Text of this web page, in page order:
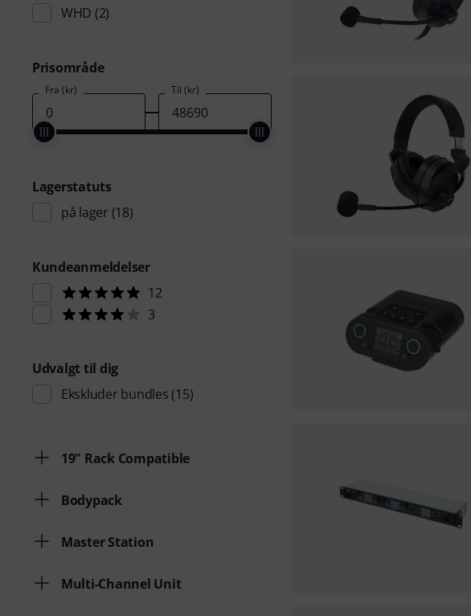
WHD (2)
Prisområde
Fra (kr) Til (kr)
Lagerstatuts
på lager (18)
Kundeanmeldelser
12
3
Udvalgt til dig
Ekskluder bundles (15)
19" Rack Compatible
Bodypack
Master Station
Multi-Channel Unit